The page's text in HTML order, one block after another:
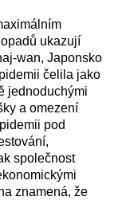
ukazují
wan, Japonsko
čelila jako
jednoduchými
a omezení
pod
společnost
znamená, že